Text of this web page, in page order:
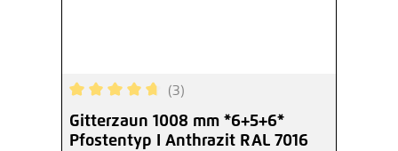
Durchschnittliche Bewertung von 4.67 von 5
(3)
Gitterzaun 1008 mm *6+5+6*
Pfostentyp I Anthrazit RAL 7016